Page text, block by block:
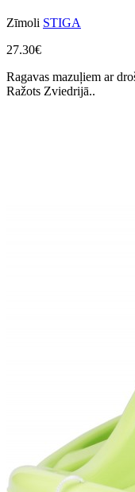
Zīmoli STIGA
27.30€
Ragavas mazuļiem ar
Ražots Zviedrijā..